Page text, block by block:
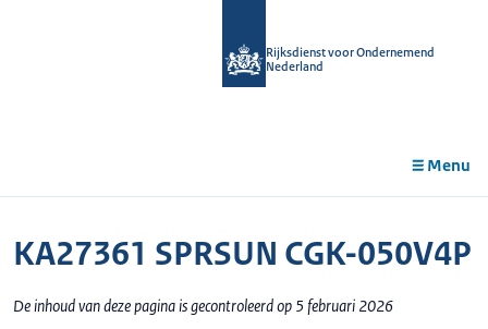
Rijksdienst voor Ondernemend
Nederland
Menu
KA27361 SPRSUN CGK-050V4P
De inhoud van deze pagina is gecontroleerd op 5 februari 2026